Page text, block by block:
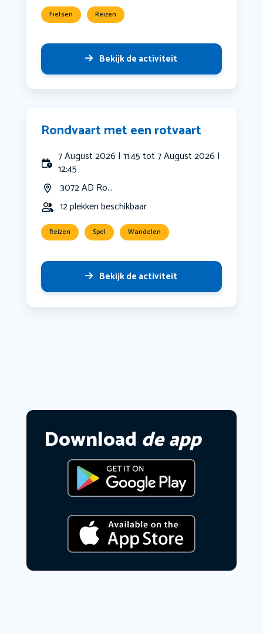
Fietsen Reizen
Bekijk de activiteit
Rondvaart met een rotvaart
7 August 2026 | 11:45 tot 7 August 2026 |
12:45
3072 AD Ro...
12 plekken beschikbaar
Reizen Spel Wandelen
Bekijk de activiteit
Download de app